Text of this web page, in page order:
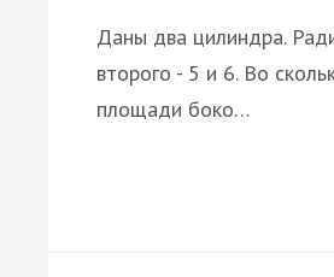
Даны два цилиндра.
второго - 5 и 6. Во
площади боко…